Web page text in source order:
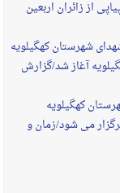
از زائران اربعین
شهرستان کهگیلویه
آغاز شد/گزارش
کهگیلویه
می شود/زمان و